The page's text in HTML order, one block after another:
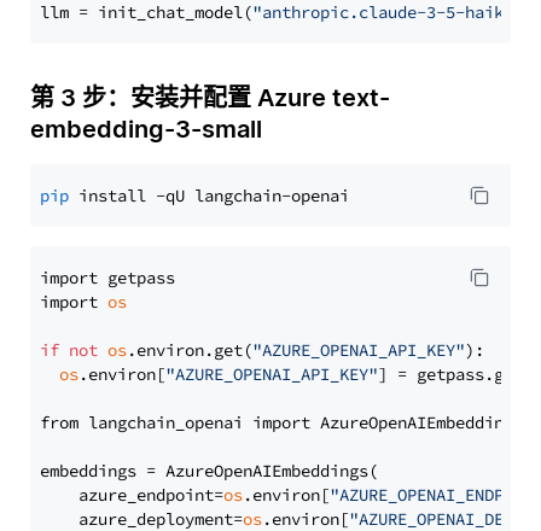
llm = init_chat_model("anthropic.claude-3-5-haiku-
第 3 步：安装并配置 Azure text-
embedding-3-small
pip
import getpass
import os
if not os.environ.get("AZURE_OPENAI_API_KEY"):
os.environ["AZURE_OPENAI_API_KEY"] =
from langchain_openai import AzureOpenAIEmbeddings
embeddings = AzureOpenAIEmbeddings(
    azure_endpoint=
os.environ[
    azure_deployment=
os.environ[